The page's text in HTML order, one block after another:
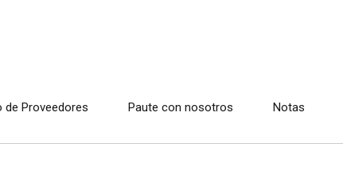
de Proveedores Paute con nosotros Notas